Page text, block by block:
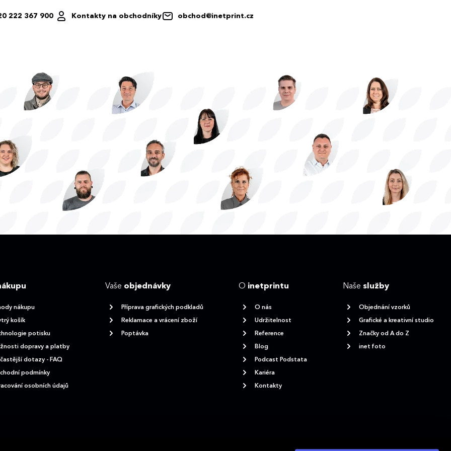
222 367 900 Kontakty na obchodníky obchod@inetprint.cz
nákupu
košík
potisku
dopravy a platby
dotazy - FAQ
podmínky
osobních údajů
Vaše objednávky
Příprava grafických podkladů
Reklamace a vrácení zboží
Poptávka
O inetprintu
O nás
Udržitelnost
Reference
Blog
Podcast Podstata
Kariéra
Kontakty
Naše služby
Objednání vzorků
Grafické a kreativní studio
Značky od A do Z
inet foto